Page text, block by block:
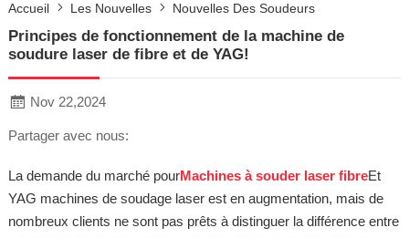
Accueil Les Nouvelles Nouvelles Des Soudeurs
Principes de fonctionnement de la machine de
soudure laser de fibre et de YAG!
Nov 22,2024
Partager avec nous:
La demande du marché pourMachines à souder laser fibreEt
YAG machines de soudage laser est en augmentation, mais de
nombreux clients ne sont pas prêts à distinguer la différence entre